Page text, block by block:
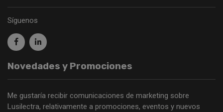
Síguenos
Novedades y Promociones
Me gustaría recibir comunicaciones de marketing sobre
Lusilectra, relativamente a promociones, eventos y nuevos